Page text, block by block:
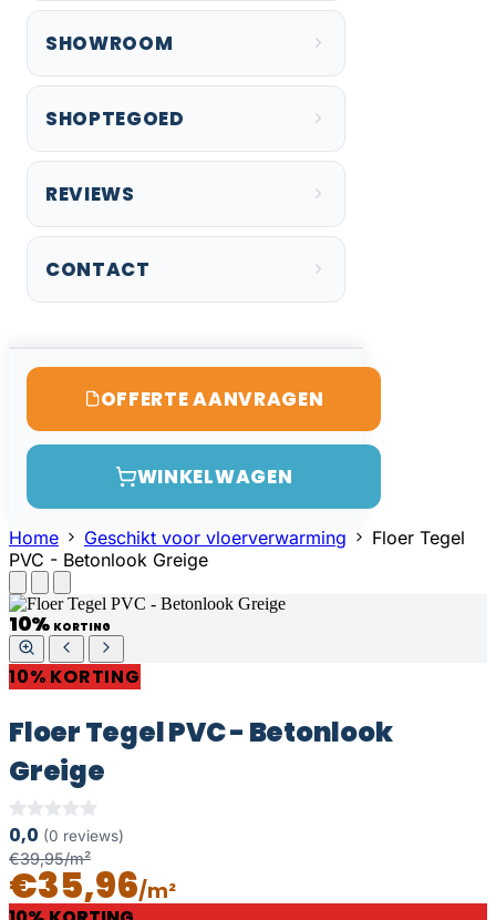
SHOWROOM
SHOPTEGOED
REVIEWS
CONTACT
OFFERTE AANVRAGEN
WINKELWAGEN
Home Geschikt voor vloerverwarming
Floer Tegel
PVC - Betonlook Greige
10% KORTING
10% KORTING
Floer Tegel PVC - Betonlook
Greige
0,0 (0 reviews)
€39,95/m²
€35,96/m²